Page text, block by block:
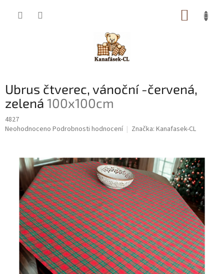
Ubrus čtverec, vánoční -červená,
zelená 100x100cm
4827
Průměrné
hvězdiček.
Neohodnoceno Podrobnosti hodnocení Značka: Kanafasek-CL